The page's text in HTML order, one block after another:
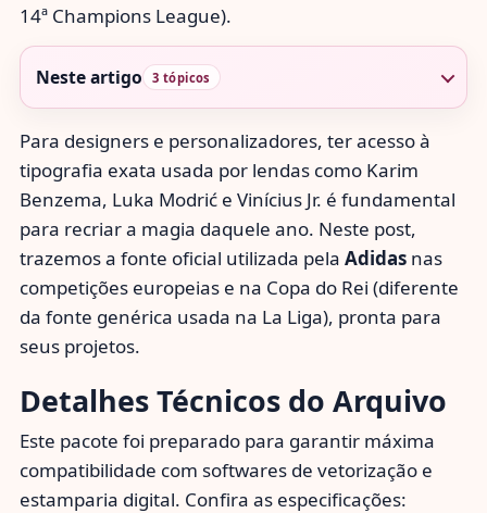
14ª Champions League).
Neste artigo 3 tópicos
Para designers e personalizadores, ter acesso à
tipografia exata usada por lendas como Karim
Benzema, Luka Modrić e Vinícius Jr. é fundamental
para recriar a magia daquele ano. Neste post,
trazemos a fonte oficial utilizada pela Adidas nas
competições europeias e na Copa do Rei (diferente
da fonte genérica usada na La Liga), pronta para
seus projetos.
Detalhes Técnicos do Arquivo
Este pacote foi preparado para garantir máxima
compatibilidade com softwares de vetorização e
estamparia digital. Confira as especificações: